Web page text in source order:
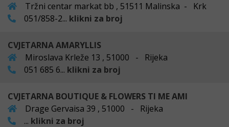
Tržni centar markat bb , 51511 Malinska - Krk
051/858-2... klikni za broj
CVJETARNA AMARYLLIS
Miroslava Krleže 13 , 51000 - Rijeka
051 685 6... klikni za broj
CVJETARNA BOUTIQUE & FLOWERS TI ME AMI
Drage Gervaisa 39 , 51000 - Rijeka
... klikni za broj